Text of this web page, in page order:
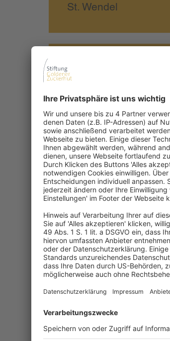
St. Wendel
ARNE-JULIAN
Carl Kühne KG
REBEKKA MAIER
Genossenschaft
CHRISTINE
Nestlé AG, Frankfurt
TERESA-MARIA
Dirk Rossmann